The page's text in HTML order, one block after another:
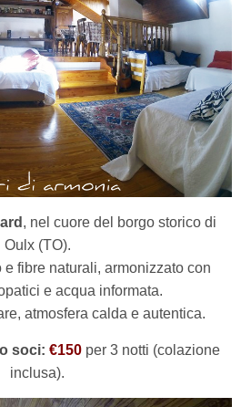
, nel cuore del borgo storico di
Oulx (TO).
fibre naturali, armonizzato con
e acqua informata.
atmosfera calda e autentica.
soci: €150 per 3 notti (colazione
inclusa).